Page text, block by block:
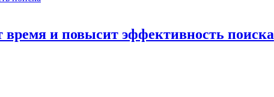
время и повысит эффективность поиска